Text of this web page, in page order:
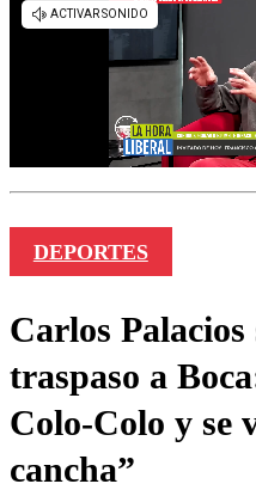
DEPORTES
Carlos
traspaso a
Colo-Colo y se
cancha”